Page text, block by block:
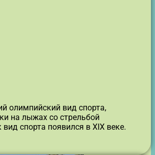
олимпийский вид спорта,
на лыжах со стрельбой
спорта появился в XIX веке.